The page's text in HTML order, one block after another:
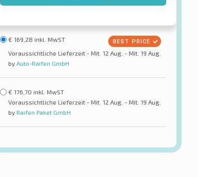
€ 169,28 inkl. MwST
Voraussichtliche Lieferzeit - Mit. 12 Aug. - Mit. 19 Aug.
by Auto-Raifen GmbH
€ 176,70 inkl. MwST
Voraussichtliche Lieferzeit - Mit. 12 Aug. - Mit. 19 Aug.
by Raifen Paket GmbH